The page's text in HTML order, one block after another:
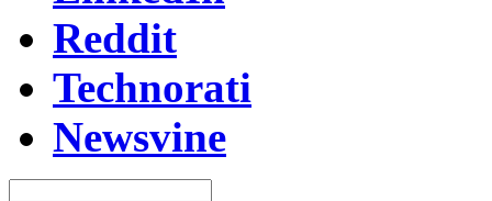
Reddit
Technorati
Newsvine